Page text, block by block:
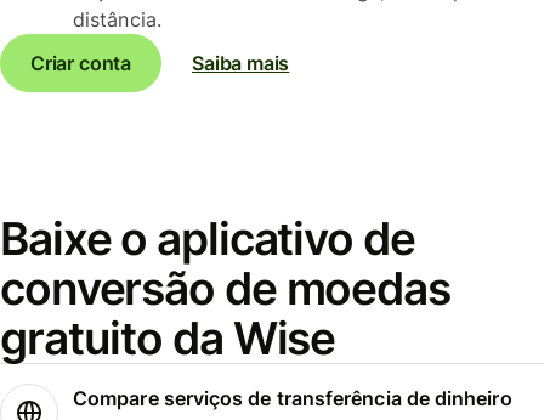
distância.
Criar conta
Saiba mais
Baixe o aplicativo de
conversão de moedas
gratuito da Wise
Compare serviços de transferência de dinheiro